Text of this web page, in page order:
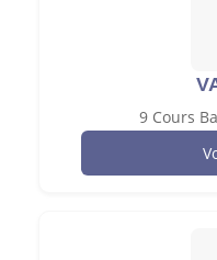
9 Cours